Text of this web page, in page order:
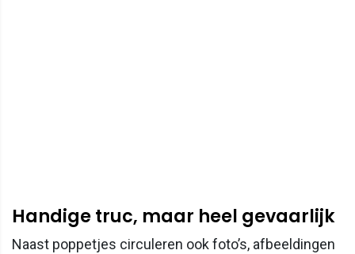
Handige truc, maar heel gevaarlijk
Naast poppetjes circuleren ook foto’s, afbeeldingen